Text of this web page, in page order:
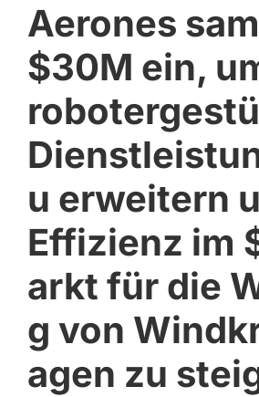
Aerones
$30M ein,
u erweitern
Effizienz im
arkt für die
g von
agen zu